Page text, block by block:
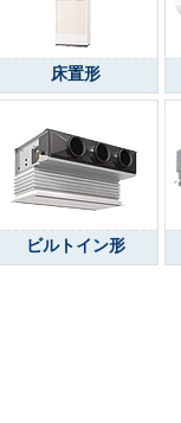
床置形
ビルトイン形